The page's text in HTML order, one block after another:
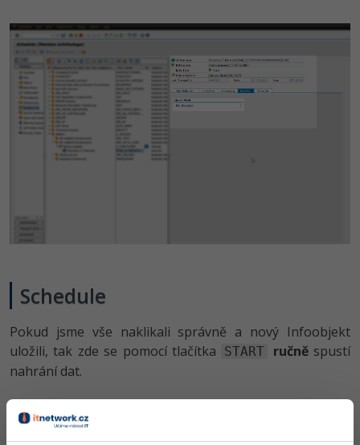
Schedule
Pokud jsme vše naklikali správně a nový Infoobjekt
uložili, tak zde se pomocí tlačítka
START ručněspustí
nahrání dat.